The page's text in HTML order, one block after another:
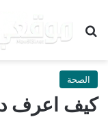
بحث عن
الصحة
كيف اعرف